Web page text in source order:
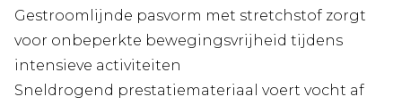
Gestroomlijnde pasvorm met stretchstof zorgt
voor onbeperkte bewegingsvrijheid tijdens
intensieve activiteiten
Sneldrogend prestatiemateriaal voert vocht af